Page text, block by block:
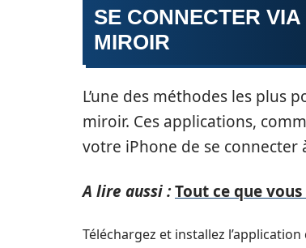
SE CONNECTER
MIROIR
L’une des méthodes les plus
miroir. Ces applications,
votre iPhone de se connecter
A lire aussi :Tout ce que
Téléchargez et installez